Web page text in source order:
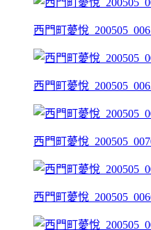
西門町薆悅
西門町薆悅
西門町薆悅
西門町薆悅